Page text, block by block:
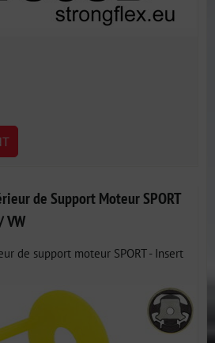
de Support Moteur SPORT
VW
de support moteur SPORT - Insert